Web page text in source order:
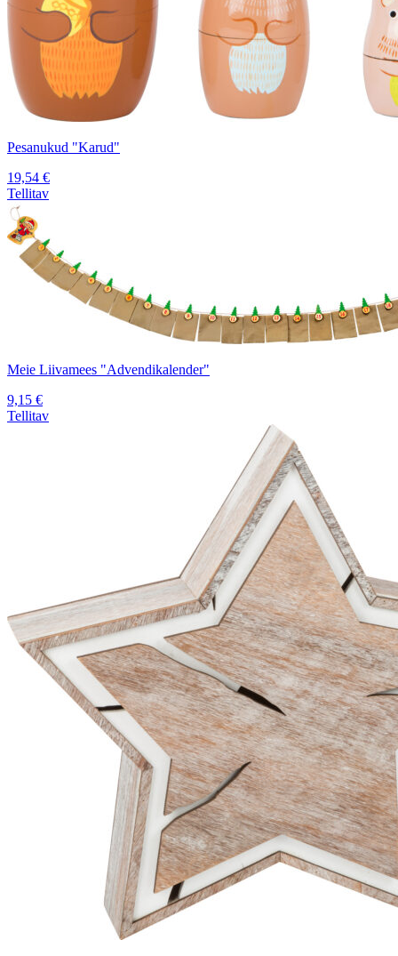
Pesanukud "Karud"
19,54 €
Tellitav
Meie Liivamees "Advendikalender"
9,15 €
Tellitav